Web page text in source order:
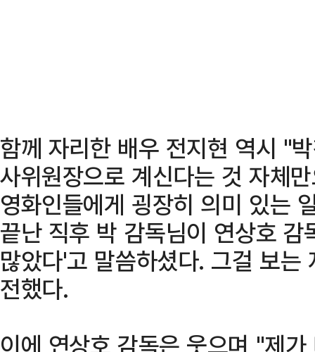
함께 자리한 배우 전지현 역시 "
사위원장으로 계신다는 것 자체
영화인들에게 굉장히 의미 있는
끝난 직후 박 감독님이 연상호
많았다'고 말씀하셨다. 그걸 보는
전했다.
이에 연상호 감독은 웃으며 "제